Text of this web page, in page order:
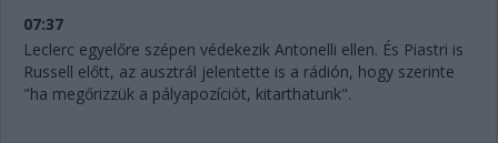
07:37
Leclerc egyelőre szépen védekezik Antonelli ellen. És Piastri is
Russell előtt, az ausztrál jelentette is a rádión, hogy szerinte
"ha megőrizzük a pályapozíciót, kitarthatunk".